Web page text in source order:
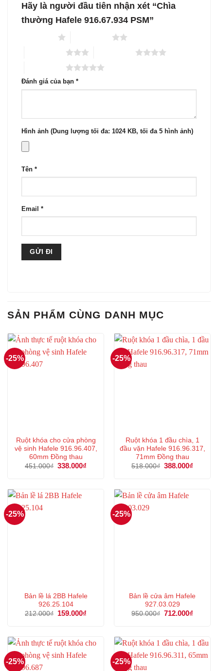
Hãy là người đầu tiên nhận xét “Chìa
thường Hafele 916.67.934 PSM”
Đánh giá của bạn *
Hình ảnh (Dung lượng tối đa: 1024 KB, tối đa 5 hình ảnh)
Tên *
Email *
SẢN PHẨM CÙNG DANH MỤC
-25%
Ruột khóa cho cửa phòng
vệ sinh Hafele 916.96.407,
60mm Đồng thau
451.000₫ Giá
338.000₫
338.000₫.
-25%
Ruột khóa 1 đầu chìa, 1
đầu vặn Hafele 916.96.317,
71mm Đồng thau
518.000₫ Giá
388.000₫
-25%
Bản lề lá 2BB Hafele
926.25.104
212.000₫
Giá
159.000₫
159.000₫.
-25%
Bản lề cửa âm Hafele
927.03.029
950.000₫ Giá
712.000₫
-25% -25%